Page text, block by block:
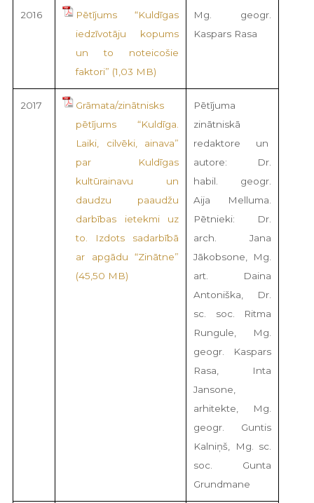
2016
Pētījums “Kuldīgas
iedzīvotāju kopums
un to noteicošie
faktori”
Mg. geogr.
Kaspars Rasa
2017
Grāmata/zinātnisks
pētījums “Kuldīga.
Laiki, cilvēki, ainava”
par Kuldīgas
kultūrainavu un
daudzu paaudžu
darbības ietekmi uz
to. Izdots sadarbībā
ar apgādu “Zinātne”
Pētījuma
zinātniskā
redaktore un
autore: Dr.
habil. geogr.
Aija Melluma.
Pētnieki: Dr.
arch. Jana
Jākobsone, Mg.
art. Daina
Antoniška, Dr.
sc. soc. Ritma
Rungule, Mg.
geogr. Kaspars
Rasa, Inta
Jansone,
arhitekte, Mg.
geogr. Guntis
Kalniņš, Mg. sc.
soc. Gunta
Grundmane